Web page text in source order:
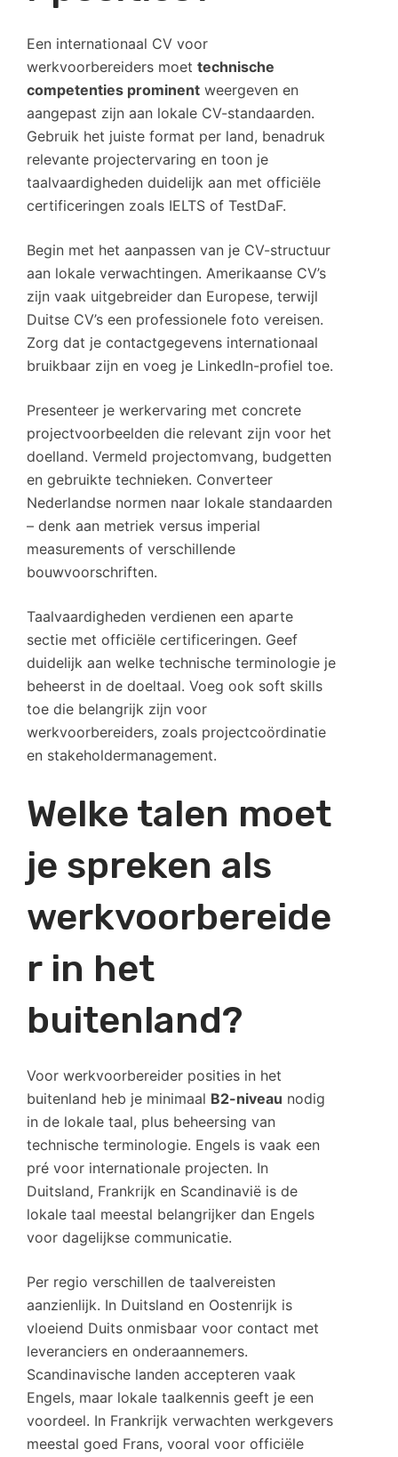
Een internationaal CV voor
werkvoorbereiders moet technische
competenties prominent weergeven en
aangepast zijn aan lokale CV-standaarden.
Gebruik het juiste format per land, benadruk
relevante projectervaring en toon je
taalvaardigheden duidelijk aan met officiële
certificeringen zoals IELTS of TestDaF.
Begin met het aanpassen van je CV-structuur
aan lokale verwachtingen. Amerikaanse CV’s
zijn vaak uitgebreider dan Europese, terwijl
Duitse CV’s een professionele foto vereisen.
Zorg dat je contactgegevens internationaal
bruikbaar zijn en voeg je LinkedIn-profiel toe.
Presenteer je werkervaring met concrete
projectvoorbeelden die relevant zijn voor het
doelland. Vermeld projectomvang, budgetten
en gebruikte technieken. Converteer
Nederlandse normen naar lokale standaarden
– denk aan metriek versus imperial
measurements of verschillende
bouwvoorschriften.
Taalvaardigheden verdienen een aparte
sectie met officiële certificeringen. Geef
duidelijk aan welke technische terminologie je
beheerst in de doeltaal. Voeg ook soft skills
toe die belangrijk zijn voor
werkvoorbereiders, zoals projectcoördinatie
en stakeholdermanagement.
Welke talen moet
je spreken als
werkvoorbereide
r in het
buitenland?
Voor werkvoorbereider posities in het
buitenland heb je minimaal B2-niveau nodig
in de lokale taal, plus beheersing van
technische terminologie. Engels is vaak een
pré voor internationale projecten. In
Duitsland, Frankrijk en Scandinavië is de
lokale taal meestal belangrijker dan Engels
voor dagelijkse communicatie.
Per regio verschillen de taalvereisten
aanzienlijk. In Duitsland en Oostenrijk is
vloeiend Duits onmisbaar voor contact met
leveranciers en onderaannemers.
Scandinavische landen accepteren vaak
Engels, maar lokale taalkennis geeft je een
voordeel. In Frankrijk verwachten werkgevers
meestal goed Frans, vooral voor officiële